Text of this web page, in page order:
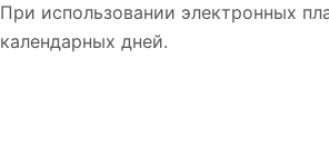
При использовании электронных
календарных дней.